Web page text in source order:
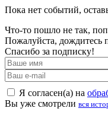
Пока нет событий,
Что-то пошло не так,
Пожалуйста, дождитесь
Спасибо за подписку!
Я согласен(а) на
Вы уже смотрели вся